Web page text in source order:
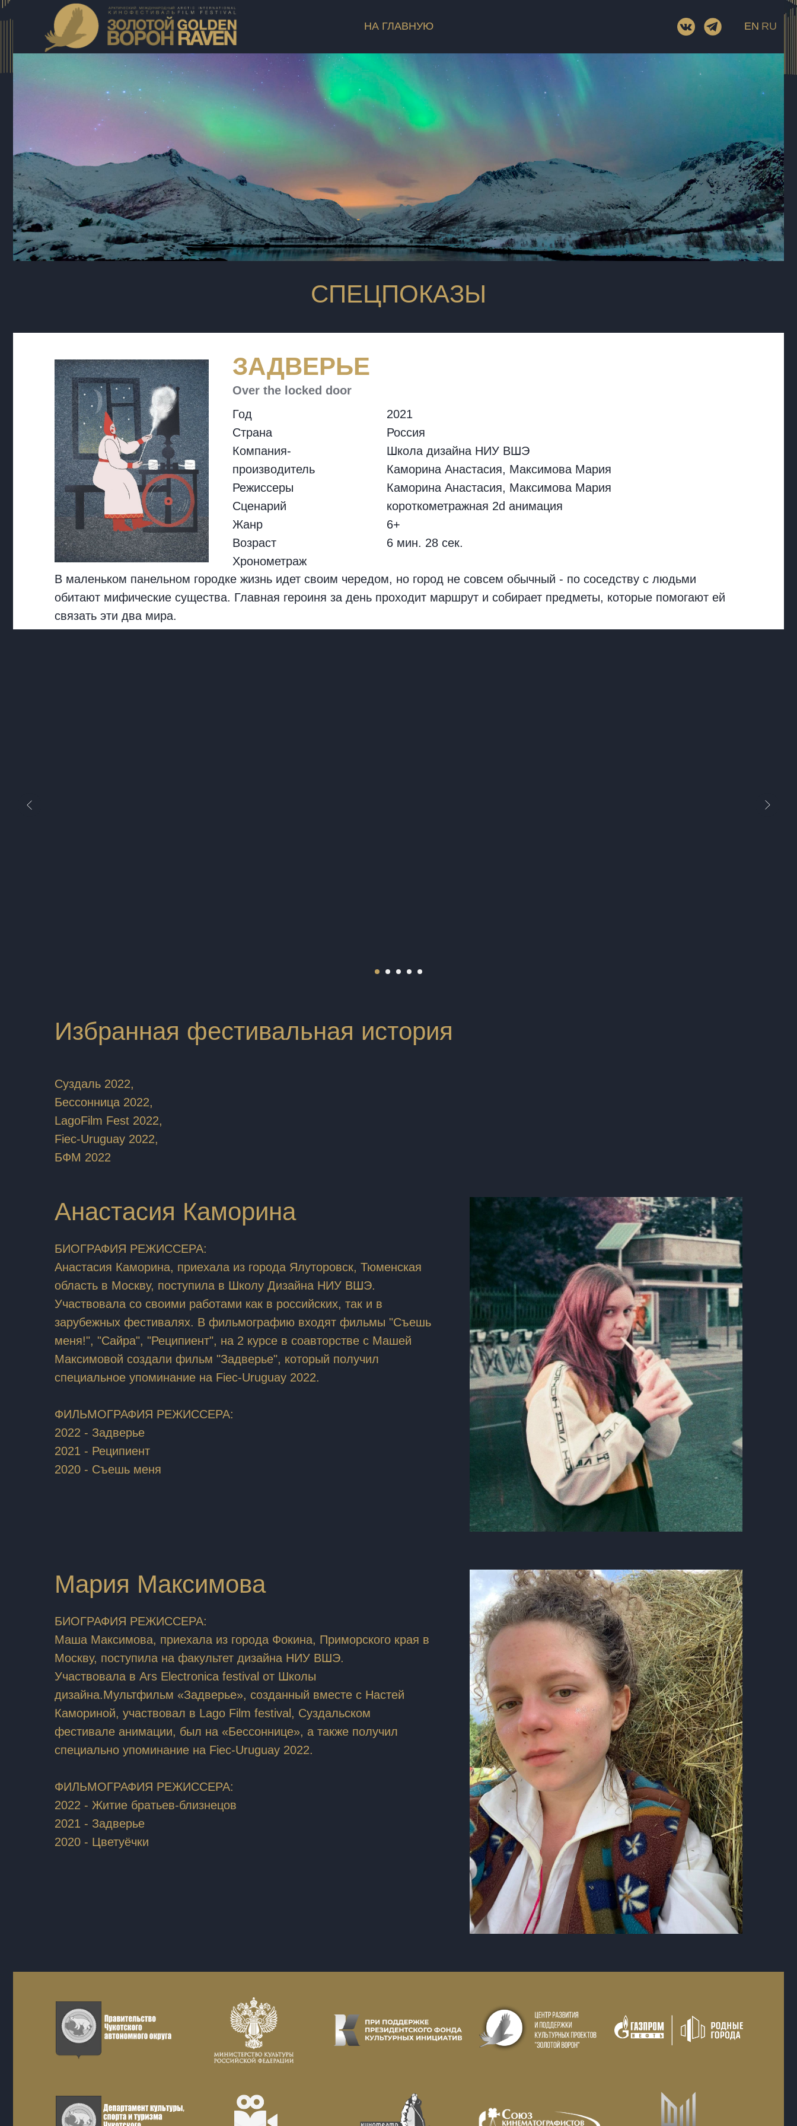
НА ГЛАВНУЮ EN RU
СПЕЦПОКАЗЫ
продюсеры
Год
Страна
Компания-
производитель
Режиссеры
Сценарий
Жанр
Возраст
Хронометраж
композитор
2021
Россия
Школа дизайна НИУ ВШЭ
Каморина Анастасия, Максимова Мария
Каморина Анастасия, Максимова Мария
короткометражная 2d анимация
6+
6 мин. 28 сек.
ЗАДВЕРЬЕ
Over the locked door
В маленьком панельном городке жизнь идет своим чередом, но город не совсем обычный - по соседству с людьми
обитают мифические существа. Главная героиня за день проходит маршрут и собирает предметы, которые помогают ей
связать эти два мира.
Избранная фестивальная история
Суздаль 2022,
Бессонница 2022,
LagoFilm Fest 2022,
Fiec-Uruguay 2022,
БФМ 2022
Анастасия Каморина
БИОГРАФИЯ РЕЖИССЕРА:
Анастасия Каморина, приехала из города Ялуторовск, Тюменская
область в Москву, поступила в Школу Дизайна НИУ ВШЭ.
Участвовала со своими работами как в российских, так и в
зарубежных фестивалях. В фильмографию входят фильмы "Съешь
меня!", "Сайра", "Реципиент", на 2 курсе в соавторстве с Машей
Максимовой создали фильм "Задверье", который получил
специальное упоминание на Fiec-Uruguay 2022.
ФИЛЬМОГРАФИЯ РЕЖИССЕРА:
2022 - Задверье
2021 - Реципиент
2020 - Съешь меня
Мария Максимова
БИОГРАФИЯ РЕЖИССЕРА:
Маша Максимова, приехала из города Фокина, Приморского края в
Москву, поступила на факультет дизайна НИУ ВШЭ.
Участвовала в Ars Electronica festival от Школы
дизайна.Мультфильм «Задверье», созданный вместе с Настей
Камориной, участвовал в Lago Film festival, Суздальском
фестивале анимации, был на «Бессоннице», а также получил
специально упоминание на Fiec-Uruguay 2022.
ФИЛЬМОГРАФИЯ РЕЖИССЕРА:
2022 - Житие братьев-близнецов
2021 - Задверье
2020 - Цветуёчки